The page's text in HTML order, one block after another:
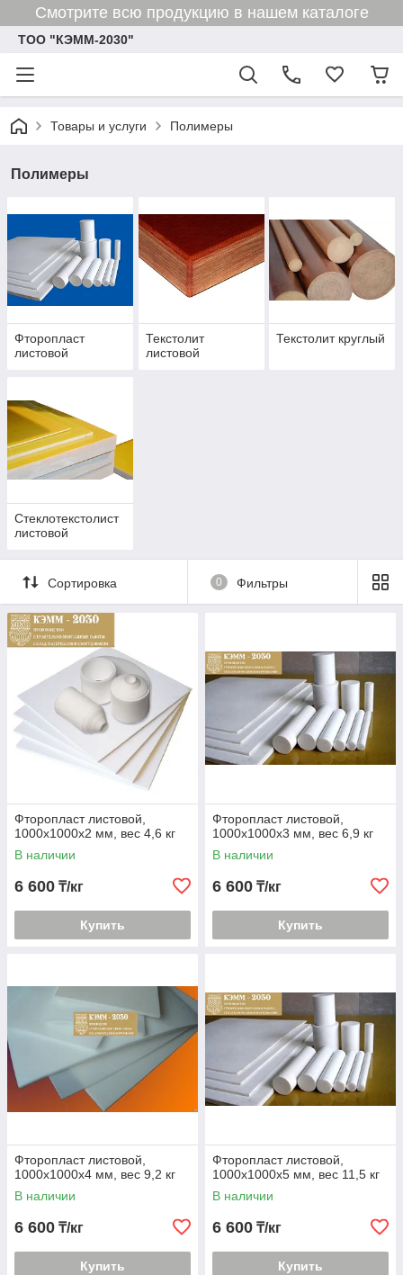
Смотрите всю продукцию в нашем каталоге
ТОО "КЭММ-2030"
Товары и услуги Полимеры
Полимеры
Фторопласт
листовой
Текстолит
листовой
Текстолит круглый
Стеклотекстолист
листовой
Сортировка 0 Фильтры
Фторопласт листовой,
1000х1000х2 мм, вес 4,6 кг
В наличии
6 600 ₸/кг
Купить
Фторопласт листовой,
1000х1000х3 мм, вес 6,9 кг
В наличии
6 600 ₸/кг
Купить
Фторопласт листовой,
1000х1000х4 мм, вес 9,2 кг
В наличии
6 600 ₸/кг
Купить
Фторопласт листовой,
1000х1000х5 мм, вес 11,5 кг
В наличии
6 600 ₸/кг
Купить